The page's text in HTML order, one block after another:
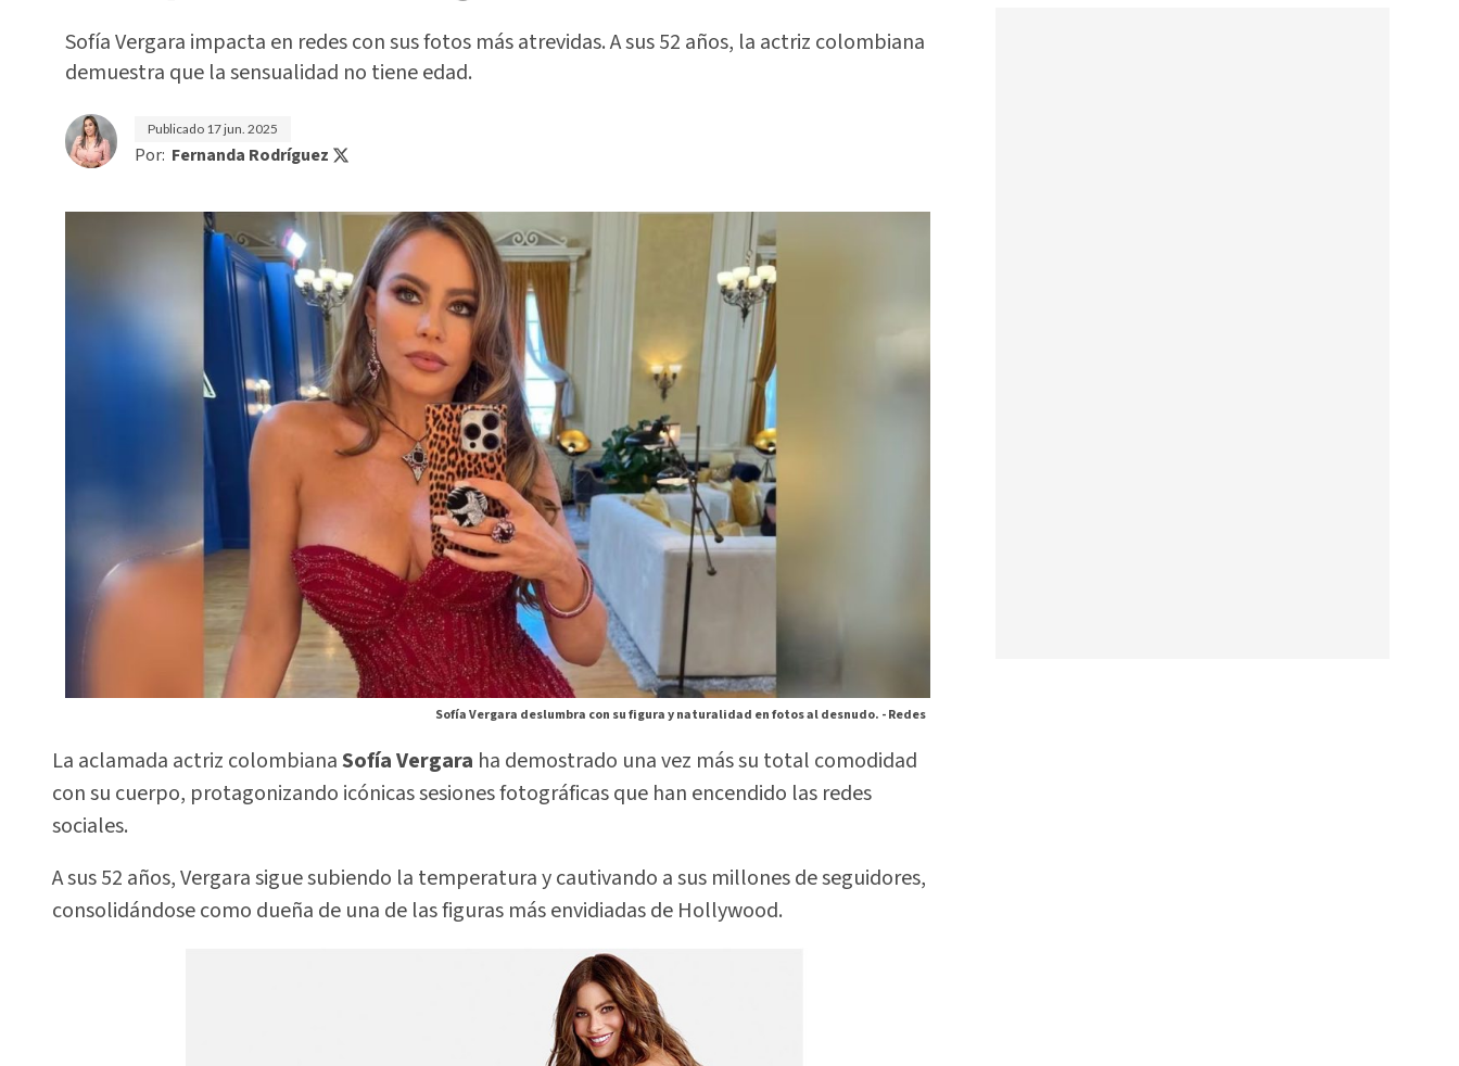
Sofía Vergara impacta en redes con sus fotos más atrevidas. A sus 52 años, la actriz colombiana
demuestra que la sensualidad no tiene edad.
Publicado 17 jun. 2025
Por: Fernanda Rodríguez
Sofía Vergara deslumbra con su figura y naturalidad en fotos al desnudo. -Redes
La aclamada actriz colombianaSofía Vergara ha demostrado una vez más su total comodidad
con su cuerpo, protagonizando icónicas sesiones fotográficas que han encendido las redes
sociales.
A sus 52 años, Vergara sigue subiendo la temperatura y cautivando a sus millones de seguidores,
consolidándose como dueña de una de las figuras más envidiadas de Hollywood.